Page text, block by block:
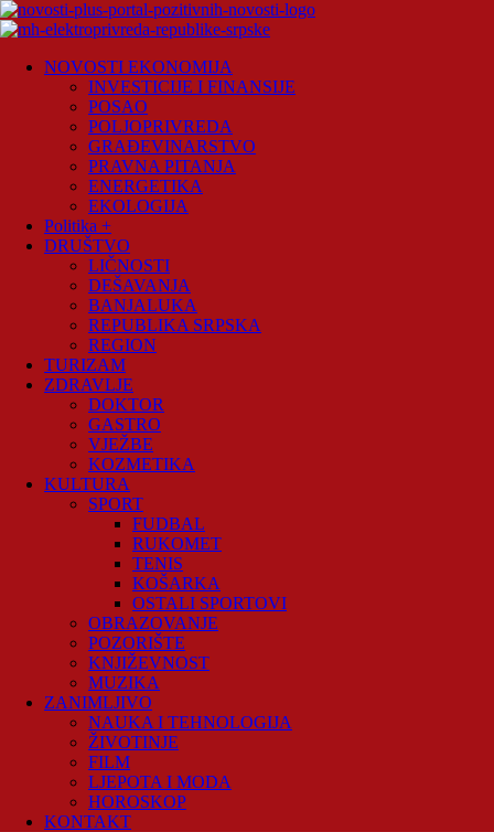
Skip
to
Plus
NOVOSTI EKONOMIJA
INVESTICIJE I FINANSIJE
POSAO
POLJOPRIVREDA
GRAĐEVINARSTVO
PRAVNA PITANJA
ENERGETIKA
EKOLOGIJA
Politika +
DRUŠTVO
LIČNOSTI
DEŠAVANJA
BANJALUKA
REPUBLIKA SRPSKA
REGION
TURIZAM
ZDRAVLJE
DOKTOR
GASTRO
VJEŽBE
KOZMETIKA
KULTURA
SPORT
FUDBAL
RUKOMET
TENIS
KOŠARKA
OSTALI SPORTOVI
OBRAZOVANJE
POZORIŠTE
KNJIŽEVNOST
MUZIKA
ZANIMLJIVO
NAUKA I TEHNOLOGIJA
ŽIVOTINJE
FILM
LJEPOTA I MODA
HOROSKOP
KONTAKT